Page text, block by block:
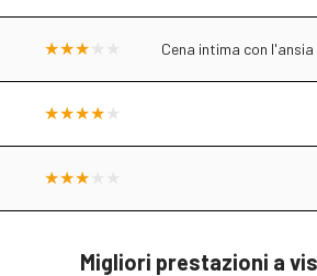
Cena intima con l'ansia
Migliori prestazioni a